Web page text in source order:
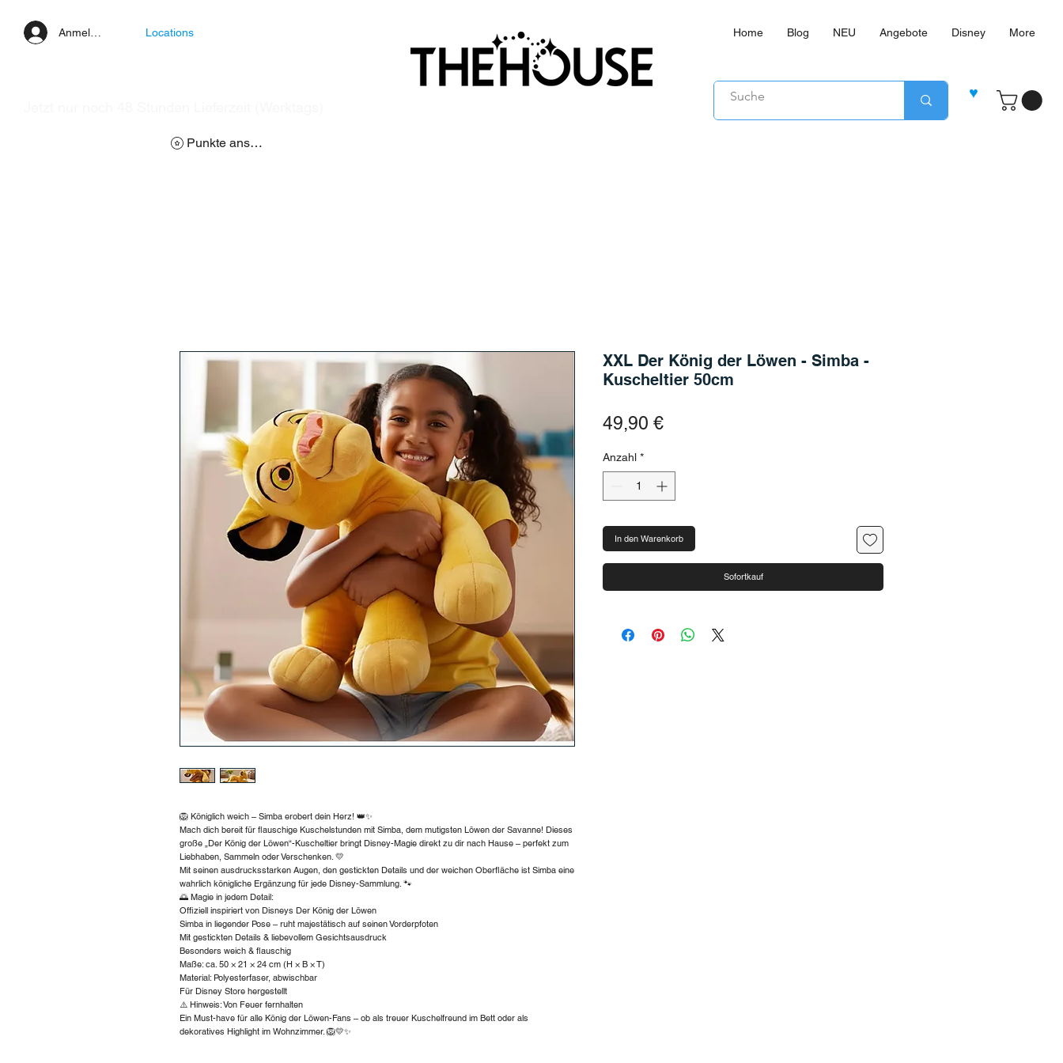
Anmelden Locations
Punkte ansehen
Home Blog NEU Angebote Disney More
♥
🦁 Königlich weich – Simba erobert dein Herz! 👑✨
Mach dich bereit für flauschige Kuschelstunden mit Simba, dem mutigsten Löwen der Savanne! Dieses
große „Der König der Löwen“-Kuscheltier bringt Disney-Magie direkt zu dir nach Hause – perfekt zum
Liebhaben, Sammeln oder Verschenken. 💛
Mit seinen ausdrucksstarken Augen, den gestickten Details und der weichen Oberfläche ist Simba eine
wahrlich königliche Ergänzung für jede Disney-Sammlung. 🐾
🌅 Magie in jedem Detail:
Offiziell inspiriert von Disneys Der König der Löwen
Simba in liegender Pose – ruht majestätisch auf seinen Vorderpfoten
Mit gestickten Details & liebevollem Gesichtsausdruck
Besonders weich & flauschig
Maße: ca. 50 × 21 × 24 cm (H × B × T)
Material: Polyesterfaser, abwischbar
Für Disney Store hergestellt
⚠️ Hinweis: Von Feuer fernhalten
Ein Must-have für alle König der Löwen-Fans – ob als treuer Kuschelfreund im Bett oder als
dekoratives Highlight im Wohnzimmer. 🦁💛✨
XXL Der König der Löwen - Simba -
Kuscheltier 50cm
49,90 €Preis
Anzahl *
In den Warenkorb
Sofortkauf